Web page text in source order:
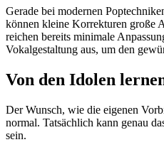
Gerade bei modernen
können kleine Korrekturen große
reichen bereits minimale
Vokalgestaltung aus, um den
Von den Idolen
Der Wunsch, wie die eigenen
normal. Tatsächlich kann genau
sein.